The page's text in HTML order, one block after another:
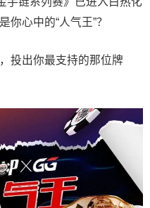
你心中的“人气王”？
投出你最支持的那位牌